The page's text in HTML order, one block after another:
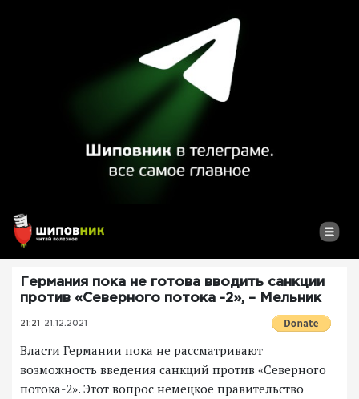
Германия пока не готова вводить санкции
против «Северного потока -2», – Мельник
21:21 21.12.2021
Власти Германии пока не рассматривают
возможность введения санкций против «Северного
потока-2». Этот вопрос немецкое правительство